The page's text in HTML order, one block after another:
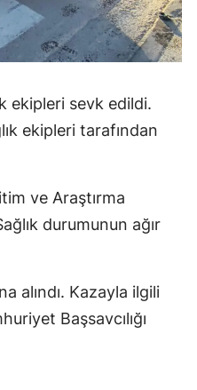
ekipleri sevk edildi.
ekipleri tarafından
ve Araştırma
durumunun ağır
alındı. Kazayla ilgili
Başsavcılığı